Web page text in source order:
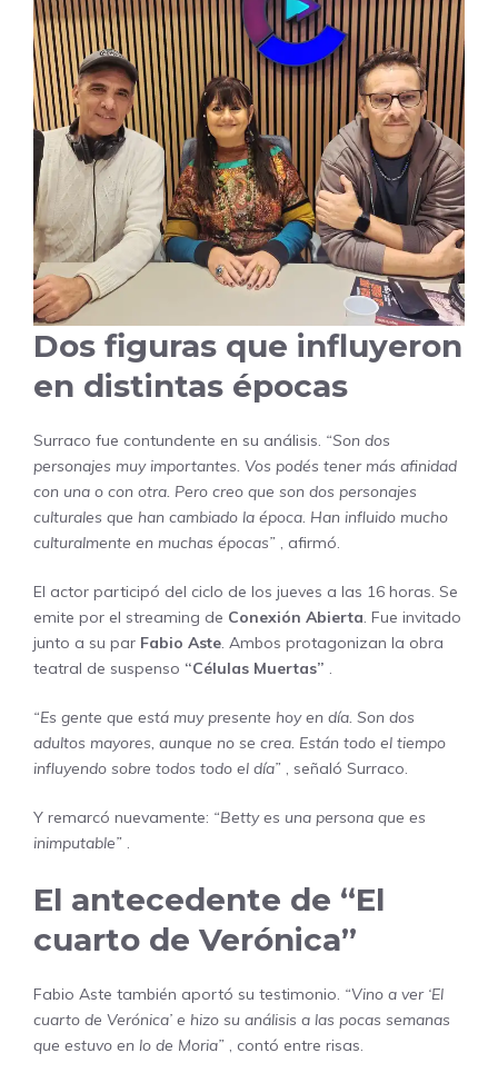
Dos figuras que influyeron
en distintas épocas
Surraco fue contundente en su análisis. “Son dos
personajes muy importantes. Vos podés tener más afinidad
con una o con otra. Pero creo que son dos personajes
culturales que han cambiado la época. Han influido mucho
culturalmente en muchas épocas” , afirmó.
El actor participó del ciclo de los jueves a las 16 horas. Se
emite por el streaming de Conexión Abierta. Fue invitado
junto a su par Fabio Aste. Ambos protagonizan la obra
teatral de suspenso “Células Muertas” .
“Es gente que está muy presente hoy en día. Son dos
adultos mayores, aunque no se crea. Están todo el tiempo
influyendo sobre todos todo el día” , señaló Surraco.
Y remarcó nuevamente: “Betty es una persona que es
inimputable” .
El antecedente de “El
cuarto de Verónica”
Fabio Aste también aportó su testimonio. “Vino a ver ‘El
cuarto de Verónica’ e hizo su análisis a las pocas semanas
que estuvo en lo de Moria” , contó entre risas.